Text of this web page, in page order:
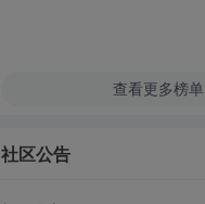
查看更多榜单
社区公告